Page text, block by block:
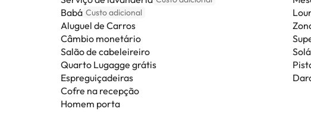
Babá Custo adicional
Aluguel de Carros
Câmbio monetário
Salão de cabeleireiro
Quarto Lugagge grátis
Espreguiçadeiras
Cofre na recepção
Homem porta